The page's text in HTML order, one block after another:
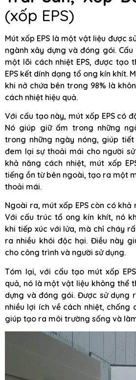
(xốp EPS)
Mút xốp EPS là một vật liệu được
ngành xây dựng và đóng gói.
một lõi cách nhiệt EPS, được tạo
EPS kết dính dạng tổ ong kín khít.
khi nở chứa bên trong 98% là
cách nhiệt hiệu quả.
Với cấu tạo này, mút xốp EPS có
Nó giúp giữ ấm trong những
trong những ngày nóng, giúp
đem lại sự thoải mái cho người
khả năng cách nhiệt, mút xốp
tiếng ồn từ bên ngoài, tạo ra một
thoải mái.
Ngoài ra, mút xốp EPS còn có
Với cấu trúc tổ ong kín khít, nó
khi tiếp xúc với lửa, mà chỉ cháy
ra nhiều khói độc hại. Điều này
cho công trình và người sử dụng.
Tóm lại, với cấu tạo mút xốp
quả, nó là một vật liệu không thể
dựng và đóng gói. Được sử dụng
nhiều lợi ích về cách nhiệt, chống
giúp tạo ra môi trường sống và